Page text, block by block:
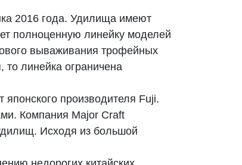
2016 года. Удилища имеют
полноценную линейку моделей
вываживания трофейных
то линейка ограничена
производителя Fuji.
Компания Major Craft
Исходя из большой